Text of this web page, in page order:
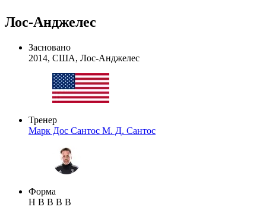
Лос-Анджелес
Засновано
2014, США, Лос-Анджелес
Тренер
Марк Дос Сантос М. Д. Сантос
Форма
Н В В В В